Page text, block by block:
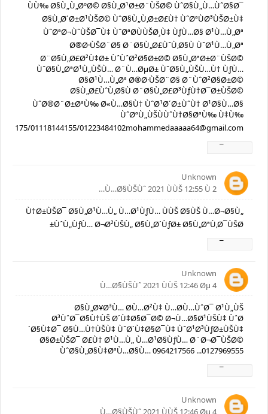
ÙÙ‰ Ø§Ù„Ù„ØºØ© Ø§Ù„Ø¹Ø±Ø¨ÙŠØ© ÙˆØ§Ù„Ù…ÙˆØ§Ø¯
Ø§Ù„Ø´Ø±Ø¹ÙŠØ© ÙˆØ§Ù„Ù‚Ø±Ø£Ù† ÙˆØªÙØ³ÙŠØ±Ù‡
ÙˆØªØ¬ÙˆÙŠØ¯Ù‡ ÙˆØªØ­ÙÙŠØ¸Ù‡ ÙƒÙ…Ø§ Ø¹Ù…Ù„Øª
Ø®Ø·ÙŠØ¨Ø§ Ø¨Ø§Ù„Ø£ÙˆÙ‚Ø§Ù ÙˆØ¹Ù…Ù„Øª
Ø¨Ø§Ù„Ø£Ø²Ù‡Ø± ÙˆÙˆØ²Ø§Ø±Ø© Ø§Ù„ØªØ±Ø¨ÙŠØ©
ÙˆØ§Ù„ØªØ¹Ù„ÙŠÙ… Ø¨Ù…ØµØ± ÙˆØ§Ù„ÙŠÙ…Ù† ÙƒÙ…
Ø§Ø¹Ù…Ù„Øª Ø®Ø·ÙŠØ¨Ø§ Ø¨ÙˆØ²Ø§Ø±Ø©
Ø§Ù„Ø£ÙˆÙ‚Ø§Ù Ø¨Ø§Ù„Ø£Ø³ÙƒÙ†Ø¯Ø±ÙŠØ©
ÙˆØ®Ø¨Ø±ØªÙ‰ Ø«Ù…Ø§Ù† ÙˆØ¹Ø´Ø±ÙˆÙ† Ø¹Ø§Ù…Ø§
ÙˆØªÙ„ÙŠÙÙˆÙ†Ø§ØªÙ‰ Ù‡Ù‰
01118144155/01223484102mohammedaaaaa64@gmail.com
Unknown
2 Ù…Ø§ÙŠÙˆ 2021 ÙÙŠ 12:55 Ù…
Ù†Ø±ÙŠØ¯ Ø§Ù„Ø¹Ù…Ù„ Ù…Ø¹ÙƒÙ… ÙÙŠ Ø§ÙŠ Ù…Ø¬Ø§Ù„
ÙˆÙ„ÙƒÙ… Ø¬Ø²ÙŠÙ„ Ø§Ù„Ø´ÙƒØ± Ø§Ù„ØªÙ‚Ø¯ÙŠØ±
Unknown
4 Ù…Ø§ÙŠÙˆ 2021 ÙÙŠ 12:46 Øµ
Ø§Ù„Ø¥Ø³Ù… Ø­Ù…Ø²Ù‡ Ù…Ø­Ù…ÙˆØ¯ Ø¹Ù„ÙŠ
Ø³ÙˆØ¯Ø§Ù†ÙŠ Ø´Ù‡Ø§Ø¯Ø© Ø¬Ù…Ø§Ø¹ÙŠÙ‡ ÙˆØ
´Ø§Ù‡Ø¯ Ø§Ù…Ù†ÙŠÙ‡ ÙˆØ´Ù‡Ø§Ø¯Ù‡ ÙˆØ¹Ø³ÙƒØ±ÙŠÙ‡
Ø§Ø±ÙŠØ¯ Ø£Ù† Ø¹Ù…Ù„ Ù…Ø¹Ø§ÙƒÙ… Ø¨Ø¬Ø¯ÙŠØ©
ÙˆØ§Ù„Ø§Ù‡ØªÙ…Ø§Ù… 0964217566 ...0127969555
Unknown
4 Ù…Ø§ÙŠÙˆ 2021 ÙÙŠ 12:46 Øµ